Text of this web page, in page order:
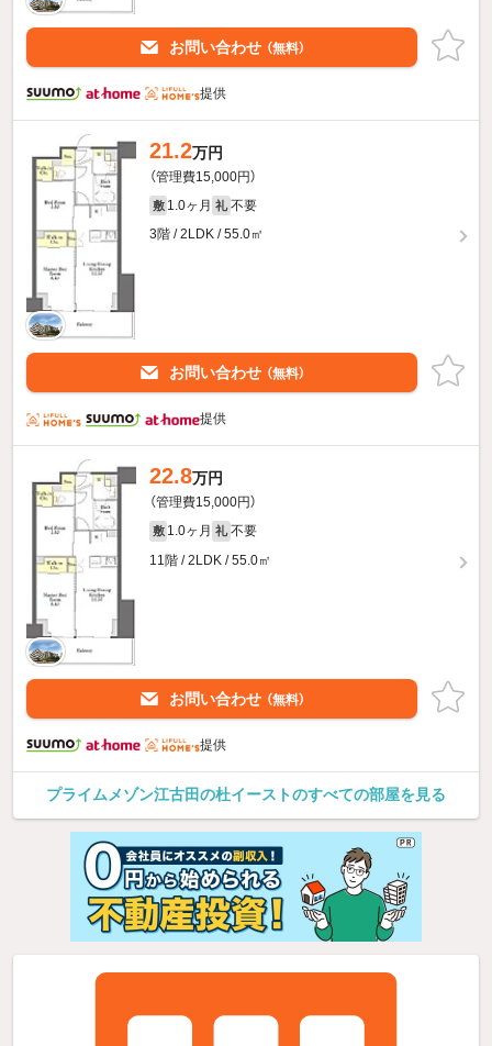
お問い合わせ （無料）
提供
21.2万円
（管理費15,000円）
敷 1.0ヶ月 礼 不要
3階 / 2LDK / 55.0㎡
お問い合わせ （無料）
提供
22.8万円
（管理費15,000円）
敷 1.0ヶ月 礼 不要
11階 / 2LDK / 55.0㎡
お問い合わせ （無料）
提供
プライムメゾン江古田の杜イーストのすべての部屋を見る